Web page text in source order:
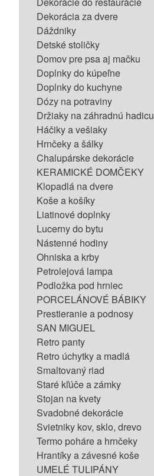
Dekorácia za dvere
Dáždniky
Detské stoličky
Domov pre psa aj mačku
Doplnky do kúpeľne
Doplnky do kuchyne
Dózy na potraviny
Držiaky na záhradnú hadicu
Háčiky a vešiaky
Hrnčeky a šálky
Chalupárske dekorácie
KERAMICKÉ DOMČEKY
Klopadlá na dvere
Koše a košíky
Liatinové doplnky
Lucerny do bytu
Nástenné hodiny
Ohniska a krby
Petrolejová lampa
Podložka pod hrniec
PORCELÁNOVÉ BÁBIKY
Prestieranie a podnosy
SAN MIGUEL
Retro panty
Retro úchytky a madlá
Smaltovaný riad
Staré kľúče a zámky
Stojan na kvety
Svadobné dekorácie
Svietniky kov, sklo, drevo
Termo poháre a hrnčeky
Hrantíky a závesné koše
UMELÉ TULIPÁNY